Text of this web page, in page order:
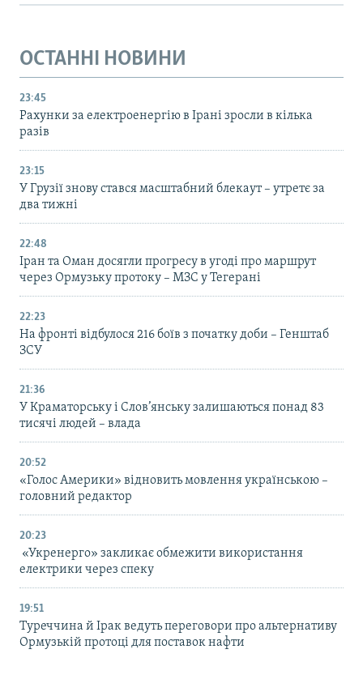
ОСТАННІ НОВИНИ
23:45
Рахунки за електроенергію в Ірані зросли в кілька
разів
23:15
У Грузії знову стався масштабний блекаут – утретє за
два тижні
22:48
Іран та Оман досягли прогресу в угоді про маршрут
через Ормузьку протоку – МЗС у Тегерані
22:23
На фронті відбулося 216 боїв з початку доби – Генштаб
ЗСУ
21:36
У Краматорську і Слов’янську залишаються понад 83
тисячі людей – влада
20:52
«Голос Америки» відновить мовлення українською –
головний редактор
20:23
«Укренерго» закликає обмежити використання
електрики через спеку
19:51
Туреччина й Ірак ведуть переговори про альтернативу
Ормузькій протоці для поставок нафти